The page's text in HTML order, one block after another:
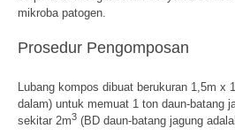
mikroba patogen.
Prosedur Pengomposan
Lubang kompos dibuat berukuran 1,5m x
dalam) untuk memuat 1 ton daun-batang
sekitar 2m3 (BD daun-batang jagung